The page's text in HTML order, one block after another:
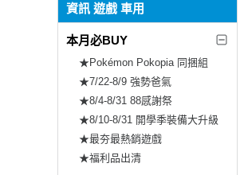
資訊 遊戲 車用
本月必BUY
★Pokémon Pokopia 同捆組
★7/22-8/9 強勢爸氣
★8/4-8/31 88感謝祭
★8/10-8/31 開學季裝備大升級
★最夯最熱銷遊戲
★福利品出清